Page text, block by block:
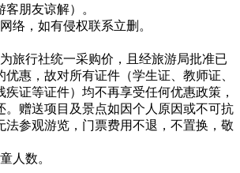
朋友谅解）。
络，如有侵权联系立删。
旅行社统一采购价，且经旅游局批准已
惠，故对所有证件（学生证、教师证、
证等证件）均不再享受任何优惠政策，
。赠送项目及景点如因个人原因或不可抗
法参观游览，门票费用不退，不置换，敬
人数。